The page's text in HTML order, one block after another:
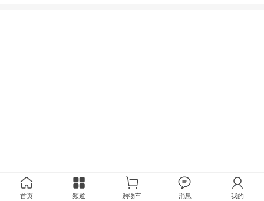
首页 频道 购物车 消息 我的